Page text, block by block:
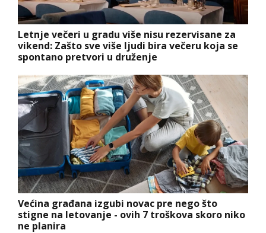
Letnje večeri u gradu više nisu rezervisane za
vikend: Zašto sve više ljudi bira večeru koja se
spontano pretvori u druženje
Većina građana izgubi novac pre nego što
stigne na letovanje - ovih 7 troškova skoro niko
ne planira